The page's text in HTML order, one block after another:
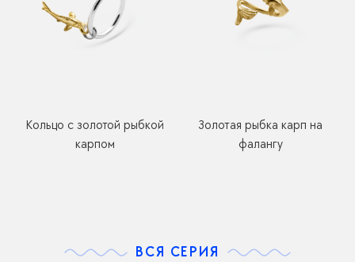
Кольцо с золотой рыбкой
карпом
Золотая рыбка карп на
фалангу
ВСЯ СЕРИЯ